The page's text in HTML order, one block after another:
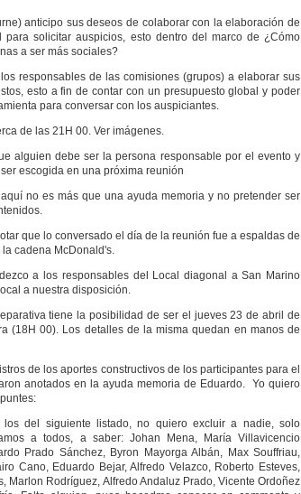
anticipo sus deseos de colaborar con la elaboración de
para solicitar auspicios, esto dentro del marco de ¿Cómo
a ser más sociales?
responsables de las comisiones (grupos) a elaborar sus
esto a fin de contar con un presupuesto global y poder
para conversar con los auspiciantes.
de las 21H 00. Ver imágenes.
alguien debe ser la persona responsable por el evento y
escogida en una próxima reunión
no es más que una ayuda memoria y no pretender ser
que lo conversado el día de la reunión fue a espaldas de
cadena McDonald's.
a los responsables del Local diagonal a San Marino
a nuestra disposición.
tiene la posibilidad de ser el jueves 23 de abril de
(18H 00). Los detalles de la misma quedan en manos de
de los aportes constructivos de los participantes para el
anotados en la ayuda memoria de Eduardo. Yo quiero
los del siguiente listado, no quiero excluir a nadie, solo
a todos, a saber: Johan Mena, María Villavicencio
Prado Sánchez, Byron Mayorga Albán, Max Souffriau,
Cano, Eduardo Bejar, Alfredo Velazco, Roberto Esteves,
Marlon Rodríguez, Alfredo Andaluz Prado, Vicente Ordoñez